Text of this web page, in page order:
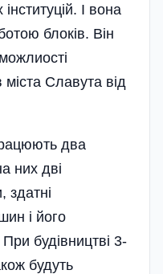
І вона
блоків. Він
міста Славута від
два
них дві
здатні
і його
будівництві 3-
будуть